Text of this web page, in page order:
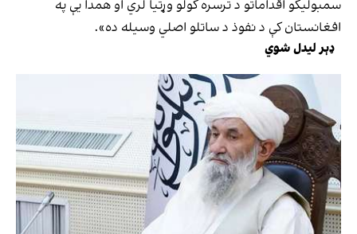
سمبولیکو اقداماتو د ترسره کولو وړتیا لري او همدا یې په
افغانستان کې د نفوذ د ساتلو اصلي وسیله ده».
ډېر لیدل شوي